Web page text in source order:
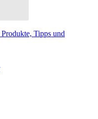
Tipps und